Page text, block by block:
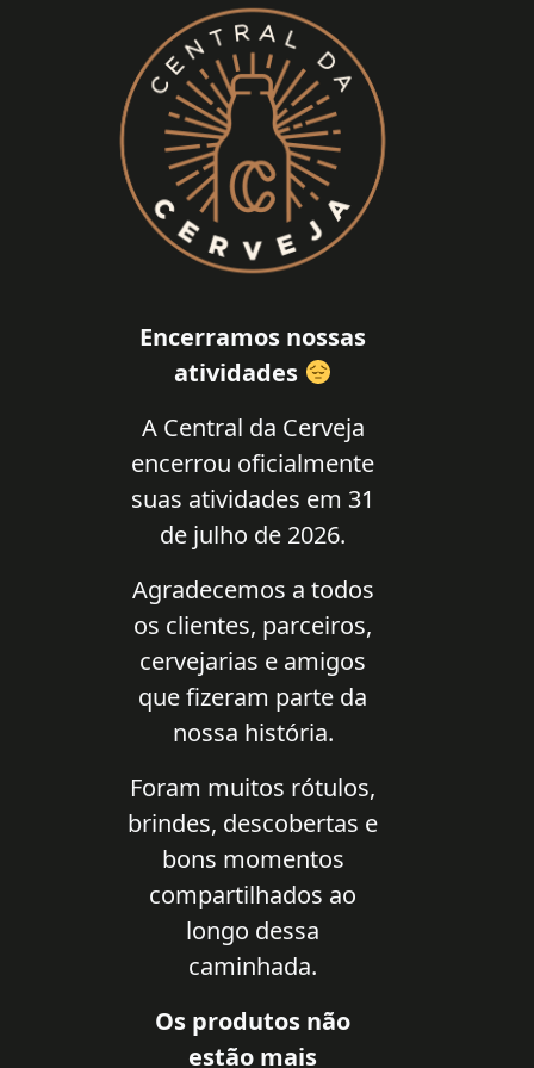
Encerramos nossas
atividades
A Central da Cerveja
encerrou oficialmente
suas atividades em 31
de julho de 2026.
Agradecemos a todos
os clientes, parceiros,
cervejarias e amigos
que fizeram parte da
nossa história.
Foram muitos rótulos,
brindes, descobertas e
bons momentos
compartilhados ao
longo dessa
caminhada.
Os produtos não
estão mais